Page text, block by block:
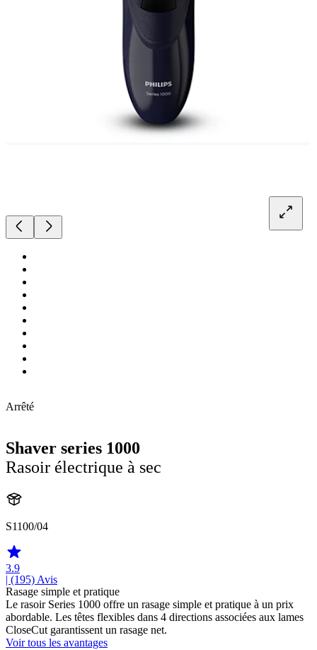
Arrêté
Shaver series 1000
Rasoir électrique à sec
S1100/04
3.9
| (195)Avis
Rasage simple et pratique
Le rasoir Series 1000 offre un rasage simple et pratique à un prix
abordable. Les têtes flexibles dans 4 directions associées aux lames
CloseCut garantissent un rasage net.
Voir tous les avantages